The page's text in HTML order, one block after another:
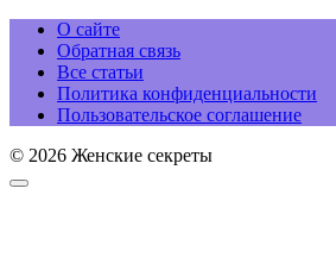
О сайте
Обратная связь
Все статьи
Политика конфиденциальности
Пользовательское соглашение
© 2026 Женские секреты